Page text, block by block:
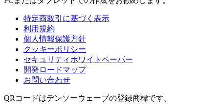
特定商取引に基づく表示
利用規約
個人情報保護方針
クッキーポリシー
セキュリティホワイトペーパー
開発ロードマップ
お問い合わせ
QRコードはデンソーウェーブの登録商標です。